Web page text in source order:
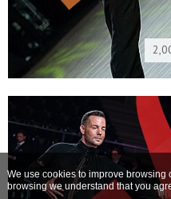
We use cookies to improve browsing
browsing we understand that you